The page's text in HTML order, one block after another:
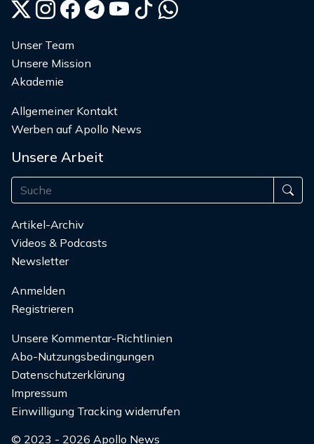
Unser Team
Unsere Mission
Akademie
Allgemeiner Kontakt
Werben auf Apollo News
Unsere Arbeit
Artikel-Archiv
Videos & Podcasts
Newsletter
Anmelden
Registrieren
Unsere Kommentar-Richtlinien
Abo-Nutzungsbedingungen
Datenschutzerklärung
Impressum
Einwilligung Tracking widerrufen
© 2023 - 2026 Apollo News